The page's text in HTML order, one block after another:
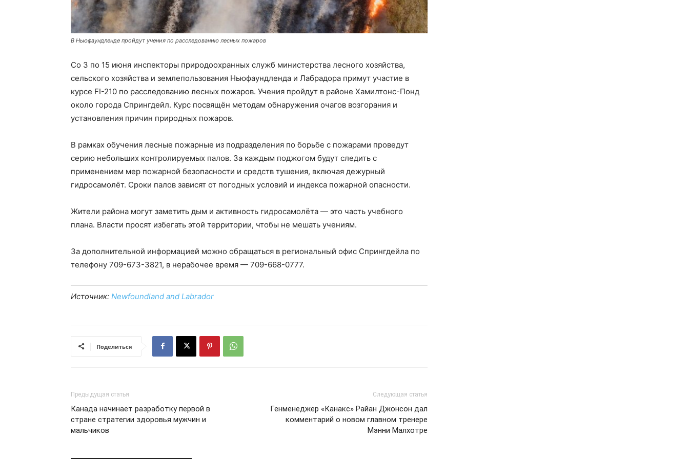
В Ньюфаундленде пройдут учения по расследованию лесных пожаров
Со 3 по 15 июня инспекторы природоохранных служб министерства лесного хозяйства,
сельского хозяйства и землепользования Ньюфаундленда и Лабрадора примут участие в
курсе FI-210 по расследованию лесных пожаров. Учения пройдут в районе Хамилтонс-Понд
около города Спрингдейл. Курс посвящён методам обнаружения очагов возгорания и
установления причин природных пожаров.
В рамках обучения лесные пожарные из подразделения по борьбе с пожарами проведут
серию небольших контролируемых палов. За каждым поджогом будут следить с
применением мер пожарной безопасности и средств тушения, включая дежурный
гидросамолёт. Сроки палов зависят от погодных условий и индекса пожарной опасности.
Жители района могут заметить дым и активность гидросамолёта — это часть учебного
плана. Власти просят избегать этой территории, чтобы не мешать учениям.
За дополнительной информацией можно обращаться в региональный офис Спрингдейла по
телефону 709-673-3821, в нерабочее время — 709-668-0777.
Источник: Newfoundland and Labrador
Поделиться
Предыдущая статья
Канада начинает разработку первой в
стране стратегии здоровья мужчин и
мальчиков
Следующая статья
Генменеджер «Канакс» Райан Джонсон дал
комментарий о новом главном тренере
Мэнни Малхотре